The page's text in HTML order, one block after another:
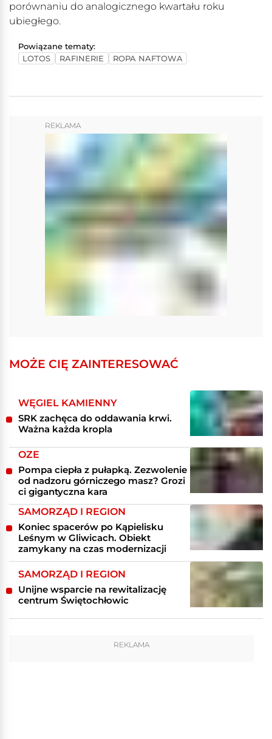
porównaniu do analogicznego kwartału roku
ubiegłego.
Powiązane tematy:
LOTOS
RAFINERIE ROPA NAFTOWA
REKLAMA
MOŻE CIĘ ZAINTERESOWAĆ
WĘGIEL KAMIENNY
SRK zachęca do oddawania krwi.
Ważna każda kropla
OZE
Pompa ciepła z pułapką. Zezwolenie
od nadzoru górniczego masz? Grozi
ci gigantyczna kara
SAMORZĄD I REGION
Koniec spacerów po Kąpielisku
Leśnym w Gliwicach. Obiekt
zamykany na czas modernizacji
SAMORZĄD I REGION
Unijne wsparcie na rewitalizację
centrum Świętochłowic
REKLAMA